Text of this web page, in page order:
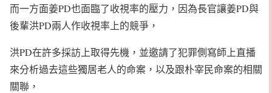
而一方面姜PD也面臨了收視率的壓力，因為長官讓姜PD與
後輩洪PD兩人作收視率上的競爭，
洪PD在許多採訪上取得先機，並邀請了犯罪側寫師上直播
來分析過去這些獨居老人的命案，以及跟朴宰民命案的相關
關聯，